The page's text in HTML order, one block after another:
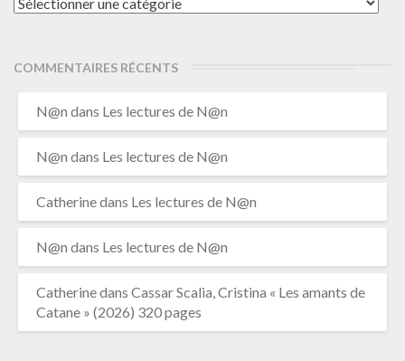
COMMENTAIRES RÉCENTS
N@n dans Les lectures de N@n
N@n dans Les lectures de N@n
Catherinedans Les lectures de N@n
N@n dans Les lectures de N@n
Catherinedans Cassar Scalia, Cristina « Les amants de
Catane » (2026) 320 pages